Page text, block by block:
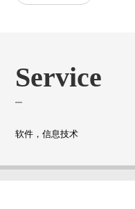
Service
软件，信息技术